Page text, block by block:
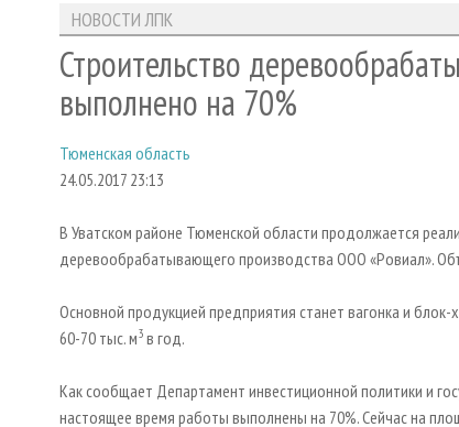
НОВОСТИ ЛПК
Строительство
выполнено на 70%
Тюменская область
24.05.2017 23:13
В Уватском районе Тюменской области продолжается
деревообрабатывающего производства ООО «Ровиал».
Основной продукцией предприятия станет вагонка и
60-70 тыс. м3 в год.
Как сообщает Департамент инвестиционной политики и
настоящее время работы выполнены на 70%. Сейчас на